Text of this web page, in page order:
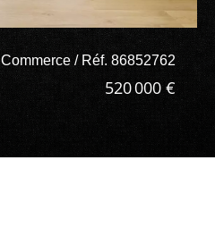
Commerce / Réf. 86852762
520 000 €